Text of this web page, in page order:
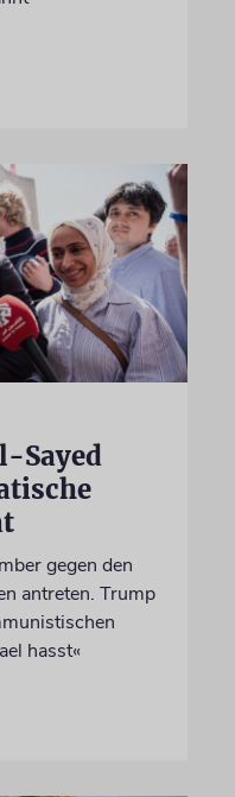
Sayed
gegen den
antreten. Trump
hasst«